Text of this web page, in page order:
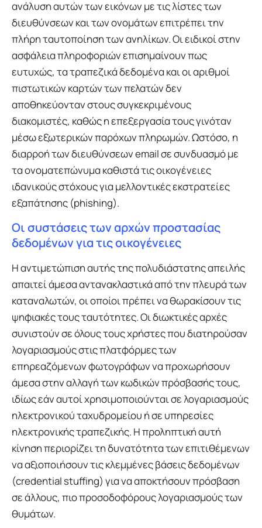
ανάλυση αυτών των εικόνων με τις λίστες των
διευθύνσεων και των ονομάτων επιτρέπει την
πλήρη ταυτοποίηση των ανηλίκων. Οι ειδικοί στην
ασφάλεια πληροφοριών επισημαίνουν πως
ευτυχώς, τα τραπεζικά δεδομένα και οι αριθμοί
πιστωτικών καρτών των πελατών δεν
αποθηκεύονταν στους συγκεκριμένους
διακομιστές, καθώς η επεξεργασία τους γινόταν
μέσω εξωτερικών παρόχων πληρωμών. Ωστόσο, η
διαρροή των διευθύνσεων email σε συνδυασμό με
τα ονοματεπώνυμα καθιστά τις οικογένειες
ιδανικούς στόχους για μελλοντικές εκστρατείες
εξαπάτησης (phishing).
Οι συστάσεις των αρχών προστασίας
δεδομένων για τις οικογένειες
Η αντιμετώπιση αυτής της πολυδιάστατης απειλής
απαιτεί άμεσα αντανακλαστικά από την πλευρά των
καταναλωτών, οι οποίοι πρέπει να θωρακίσουν τις
ψηφιακές τους ταυτότητες. Οι διωκτικές αρχές
συνιστούν σε όλους τους χρήστες που διατηρούσαν
λογαριασμούς στις πλατφόρμες των
επηρεαζόμενων φωτογράφων να προχωρήσουν
άμεσα στην αλλαγή των κωδικών πρόσβασής τους,
ιδίως εάν αυτοί χρησιμοποιούνται σε λογαριασμούς
ηλεκτρονικού ταχυδρομείου ή σε υπηρεσίες
ηλεκτρονικής τραπεζικής. Η προληπτική αυτή
κίνηση περιορίζει τη δυνατότητα των επιτιθέμενων
να αξιοποιήσουν τις κλεμμένες βάσεις δεδομένων
(credential stuffing) για να αποκτήσουν πρόσβαση
σε άλλους, πιο προσοδοφόρους λογαριασμούς των
θυμάτων.